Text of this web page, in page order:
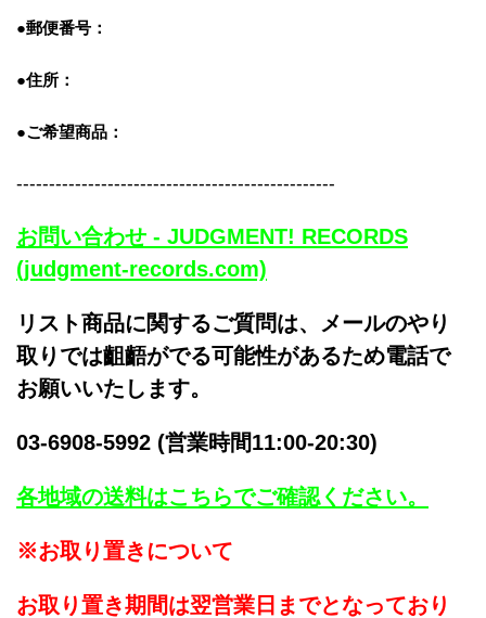
●郵便番号：
●住所：
●ご希望商品：
-------------------------------------------------
お問い合わせ - JUDGMENT! RECORDS
(judgment-records.com)
リスト商品に関するご質問は、メールのやり
取りでは齟齬がでる可能性があるため電話で
お願いいたします。
03-6908-5992 (営業時間11:00-20:30)
各地域の送料はこちらでご確認ください。
※お取り置きについて
お取り置き期間は翌営業日までとなっており